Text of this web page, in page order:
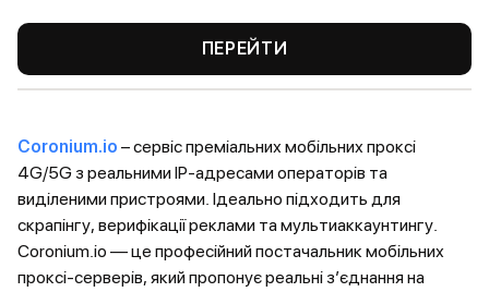
ПЕРЕЙТИ
Coronium.io – сервіс преміальних мобільних проксі
4G/5G з реальними IP-адресами операторів та
виділеними пристроями. Ідеально підходить для
скрапінгу, верифікації реклами та мультиаккаунтингу.
Coronium.io — це професійний постачальник мобільних
проксі-серверів, який пропонує реальні з’єднання на